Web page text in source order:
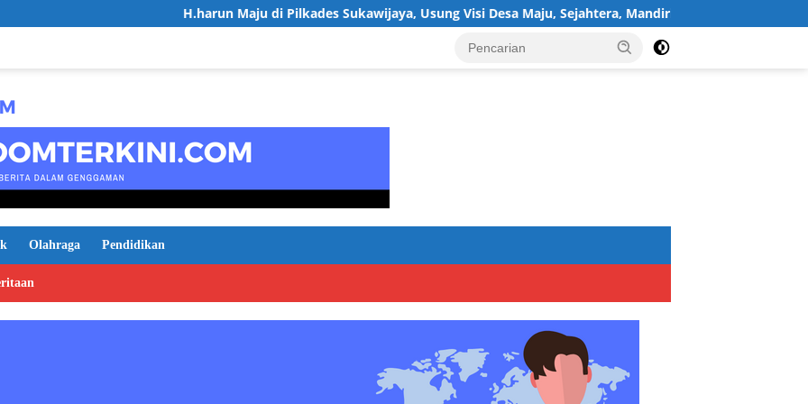
H.harun Maju di Pilkades Sukawijaya, Usung Visi Desa Maju, Sejahtera, Mandiri, dan Religius Bangun
Olahraga Pendidikan